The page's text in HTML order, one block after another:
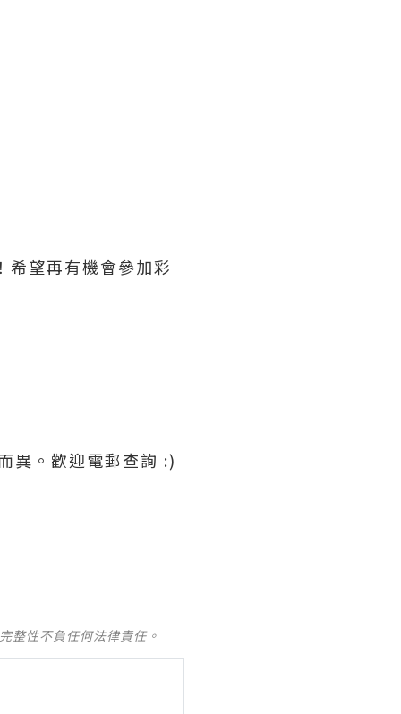
希望再有機會參加彩
異。歡迎電郵查詢 :)
整性不負任何法律責任。